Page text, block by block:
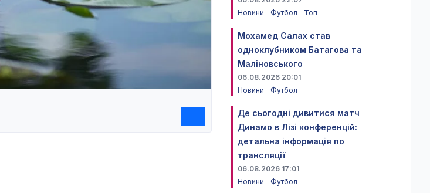
Новини
Футбол Топ
Мохамед Салах став
одноклубником Батагова та
Маліновського
06.08.2026 20:01
Новини
Футбол
Де сьогодні дивитися матч
Динамо в Лізі конференцій:
детальна інформація по
трансляції
06.08.2026 17:01
Новини
Футбол